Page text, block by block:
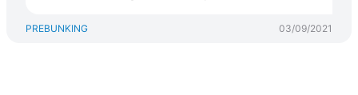
PREBUNKING 03/09/2021